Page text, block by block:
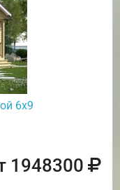
6х9
1948300